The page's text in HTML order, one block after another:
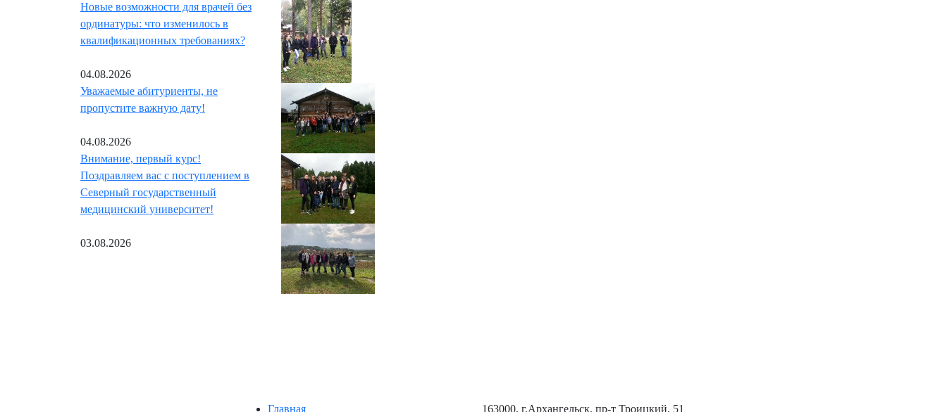
Новые возможности для врачей без
ординатуры: что изменилось в
квалификационных требованиях?
04.08.2026
Уважаемые абитуриенты, не
пропустите важную дату!
04.08.2026
Внимание, первый курс!
Поздравляем вас с поступлением в
Северный государственный
медицинский университет!
03.08.2026
Главная 163000, г.Архангельск, пр-т Троицкий, 51